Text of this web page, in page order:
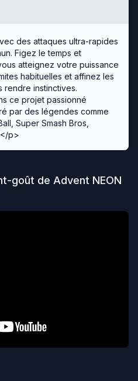
des attaques ultra-rapides
Figez le temps et
atteignez votre puissance
habituelles et affinez les
rendre instinctives.
ce projet passionné
par des légendes comme
Super Smash Bros,
p>
goût de Advent NEON